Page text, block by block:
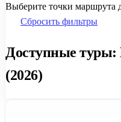
Выберите точки маршрута
Сбросить фильтры
Доступные туры:
(2026)